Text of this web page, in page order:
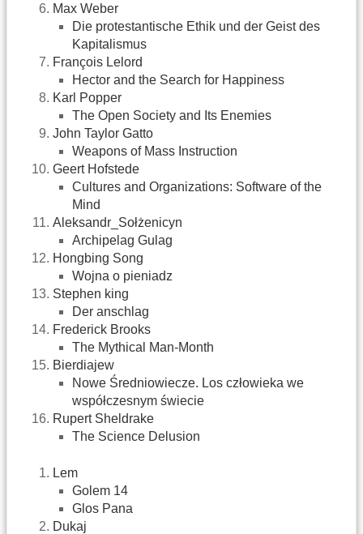
Max Weber
Die protestantische Ethik und der Geist des
Kapitalismus
François Lelord
Hector and the Search for Happiness
Karl Popper
The Open Society and Its Enemies
John Taylor Gatto
Weapons of Mass Instruction
Geert Hofstede
Cultures and Organizations: Software of the
Mind
Aleksandr_Sołżenicyn
Archipelag Gulag
Hongbing Song
Wojna o pieniadz
Stephen king
Der anschlag
Frederick Brooks
The Mythical Man-Month
Bierdiajew
Nowe Średniowiecze. Los człowieka we
współczesnym świecie
Rupert Sheldrake
The Science Delusion
Lem
Golem 14
Glos Pana
Dukaj